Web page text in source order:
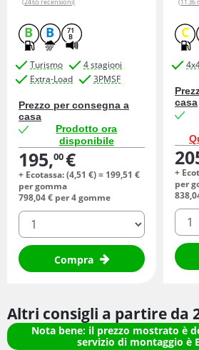
B B 71
B
Turismo
4 stagioni
Extra-Load
3PMSF
Prezzo per consegna a
casa
Prodotto ora
disponibile
195,00€
+ Ecotassa: (4,51 €) = 199,51 €
per gomma
798,04€ per 4 gomme
quantità
Compra
C
casa
+
per
838,
Altri consigli a partire da
Nota bene: il prezzo mostrato è
servizio di montaggio è